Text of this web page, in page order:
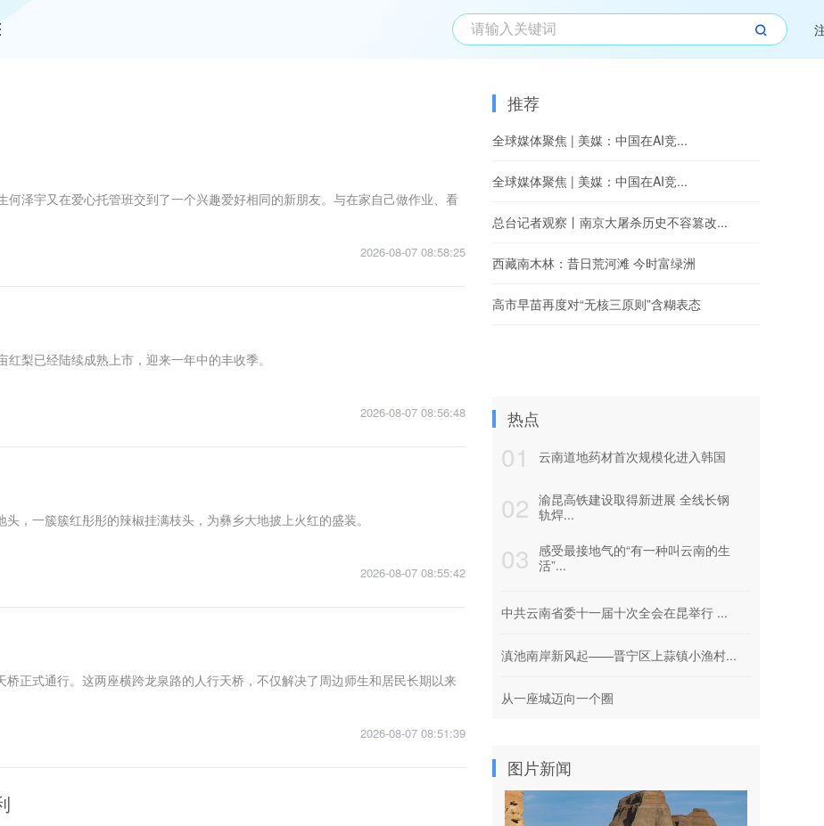
泽宇又在爱心托管班交到了一个兴趣爱好相同的新朋友。与在家自己做作业、看
2026-08-07 08:58:25
梨已经陆续成熟上市，迎来一年中的丰收季。
2026-08-07 08:56:48
，一簇簇红彤彤的辣椒挂满枝头，为彝乡大地披上火红的盛装。
2026-08-07 08:55:42
正式通行。这两座横跨龙泉路的人行天桥，不仅解决了周边师生和居民长期以来
2026-08-07 08:51:39
推荐
全球媒体聚焦 | 美媒：中国在AI竞...
全球媒体聚焦 | 美媒：中国在AI竞...
总台记者观察丨南京大屠杀历史不容篡改...
西藏南木林：昔日荒河滩 今时富绿洲
高市早苗再度对“无核三原则”含糊表态
热点
01 云南道地药材首次规模化进入韩国
02 渝昆高铁建设取得新进展 全线长钢
轨焊...
03
感受最接地气的“有一种叫云南的生
活”...
中共云南省委十一届十次全会在昆举行 ...
滇池南岸新风起——晋宁区上蒜镇小渔村...
从一座城迈向一个圈
图片新闻